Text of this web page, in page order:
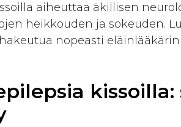
aiheuttaa äkillisen
heikkouden ja sokeuden.
nopeasti
kissoilla: